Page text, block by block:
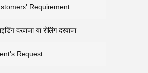
Requirement
दरवाजा या रोलिंग दरवाजा
Request